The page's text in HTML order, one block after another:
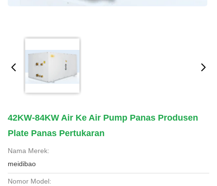
42KW-84KW Air Ke Air Pump Panas Produsen
Plate Panas Pertukaran
Nama Merek:
meidibao
Nomor Model: